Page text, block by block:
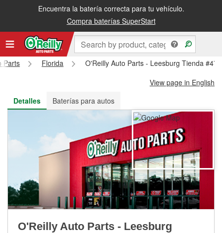
Encuentra la batería correcta para tu vehículo.
Compra baterías SuperStart
Recibe tu orden gratis al día siguiente o recógela en la tienda
Parts Florida
O'Reilly Auto Parts - Leesburg Tienda
View page in English
Detalles
Baterías para autos
O'Reilly Auto Parts - Leesburg